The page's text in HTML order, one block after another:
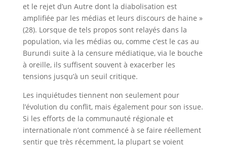
et le rejet d’un Autre dont la diabolisation est
amplifiée par les médias et leurs discours de haine »
(28). Lorsque de tels propos sont relayés dans la
population, via les médias ou, comme c’est le cas au
Burundi suite à la censure médiatique, via le bouche
à oreille, ils suffisent souvent à exacerber les
tensions jusqu’à un seuil critique.
Les inquiétudes tiennent non seulement pour
l’évolution du conflit, mais également pour son issue.
Si les efforts de la communauté régionale et
internationale n’ont commencé à se faire réellement
sentir que très récemment, la plupart se voient